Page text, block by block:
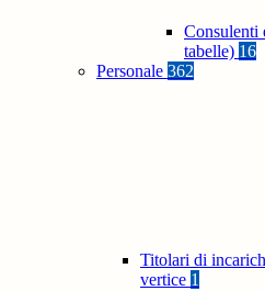
Consulenti
tabelle) 16
Personale 362
Titolari di
vertice 1